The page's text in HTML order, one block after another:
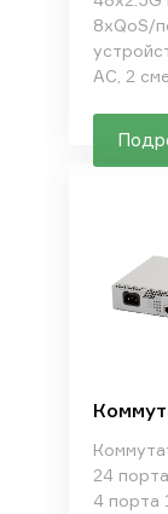
8xQoS/
AC, 2
24
4 порта